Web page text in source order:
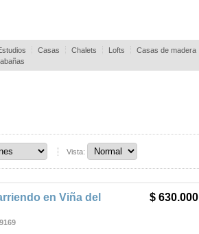
Casas Chalets Lofts Casas de madera
Vista:
$ 630.000
en Viña del